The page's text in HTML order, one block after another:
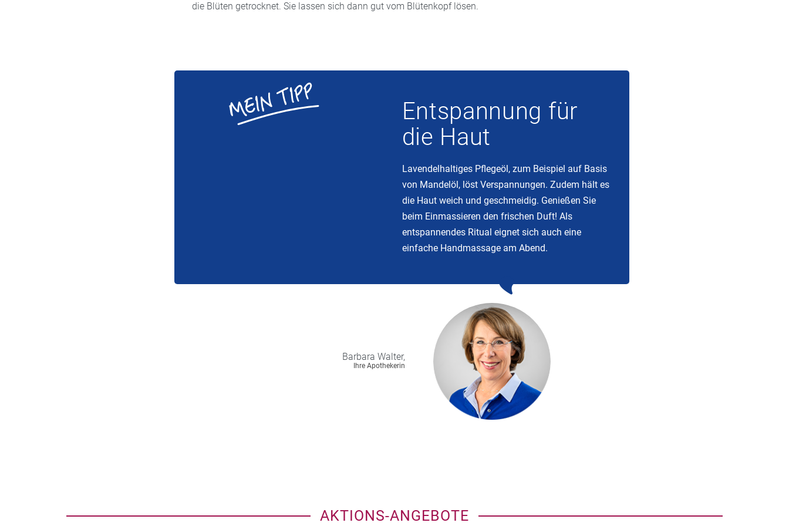
die Blüten getrocknet. Sie lassen sich dann gut vom Blütenkopf lösen.
Entspannung für
die Haut
Lavendelhaltiges Pflegeöl, zum Beispiel auf Basis
von Mandelöl, löst Verspannungen. Zudem hält es
die Haut weich und geschmeidig. Genießen Sie
beim Einmassieren den frischen Duft! Als
entspannendes Ritual eignet sich auch eine
einfache Handmassage am Abend.
Barbara Walter,
Ihre Apothekerin
AKTIONS-ANGEBOTE